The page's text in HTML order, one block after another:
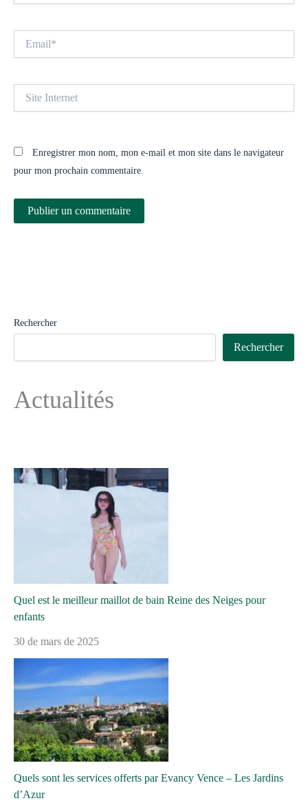
Internet
Enregistrer mon nom, mon e-mail et mon site dans le navigateur
pour mon prochain commentaire.
Rechercher
Rechercher
Actualités
Quel est le meilleur maillot de bain Reine des Neiges pour
enfants
30 de mars de 2025
Quels sont les services offerts par Evancy Vence – Les Jardins
d’Azur